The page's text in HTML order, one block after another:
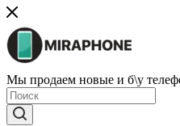
Мы продаем новые и б\у